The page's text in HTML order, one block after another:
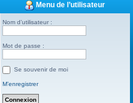
Menu de l’utilisateur
Nom d’utilisateur :
Mot de passe :
Se souvenir de moi
M’enregistrer